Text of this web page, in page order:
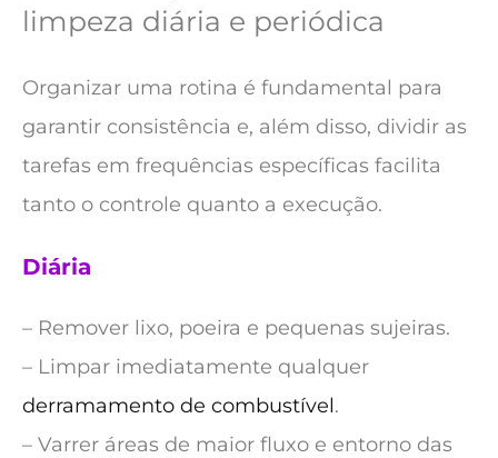
limpeza diária e periódica
Organizar uma rotina é fundamental para
garantir consistência e, além disso, dividir as
tarefas em frequências específicas facilita
tanto o controle quanto a execução.
Diária
– Remover lixo, poeira e pequenas sujeiras.
– Limpar imediatamente qualquer
derramamento de combustível.
– Varrer áreas de maior fluxo e entorno das